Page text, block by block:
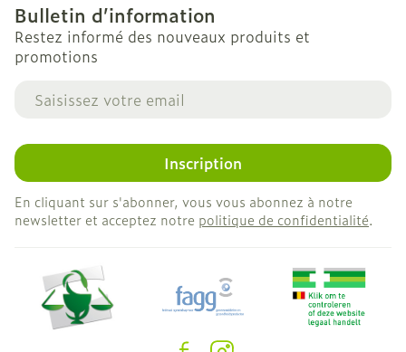
Bulletin d’information
Restez informé des nouveaux produits et
promotions
Adresse mail
Inscription
En cliquant sur s'abonner, vous vous abonnez à notre
newsletter et acceptez notre politique de confidentialité.